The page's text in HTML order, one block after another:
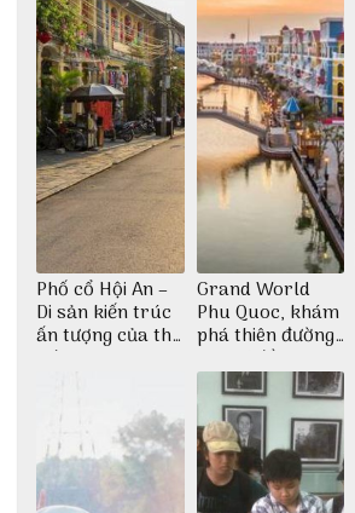
Phố cổ Hội An –
Di sản kiến trúc
ấn tượng của thế
giới
Grand World
Phu Quoc, khám
phá thiên đường
giải trí đầy sôi
động